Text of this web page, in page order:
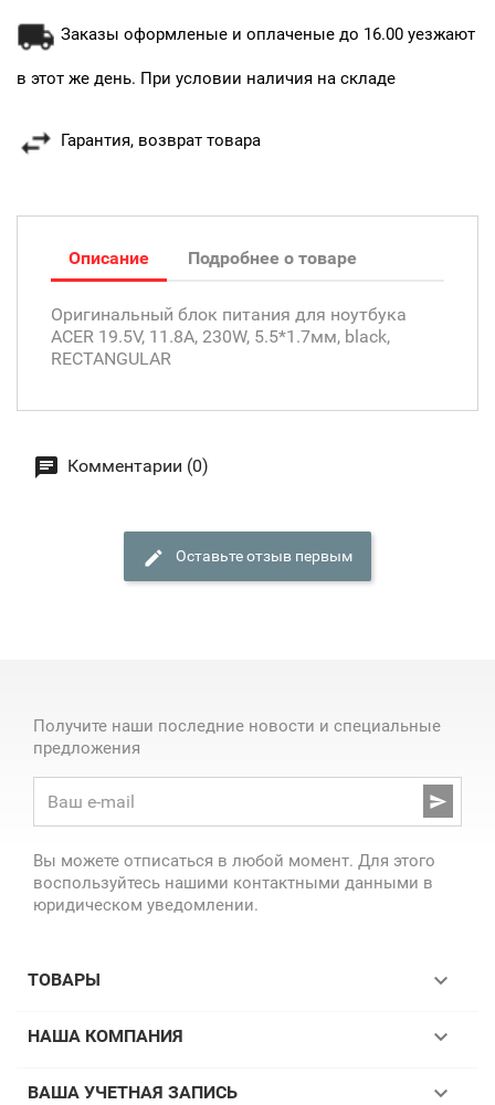
Заказы оформленые и оплаченые до 16.00 уезжают
в этот же день. При условии наличия на складе
Гарантия, возврат товара
Описание Подробнее о товаре
Оригинальный блок питания для ноутбука
ACER 19.5V, 11.8A, 230W, 5.5*1.7мм, black,
RECTANGULAR
Комментарии (0)
Оставьте отзыв первым
Получите наши последние новости и специальные
предложения

Вы можете отписаться в любой момент. Для этого
воспользуйтесь нашими контактными данными в
юридическом уведомлении.
ТОВАРЫ 
НАША КОМПАНИЯ 
ВАША УЧЕТНАЯ ЗАПИСЬ 